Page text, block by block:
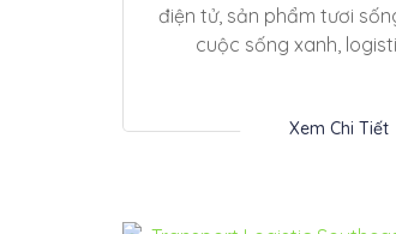
điện tử, sản phẩm tươi
cuộc sống xanh,
Xem Chi Tiết